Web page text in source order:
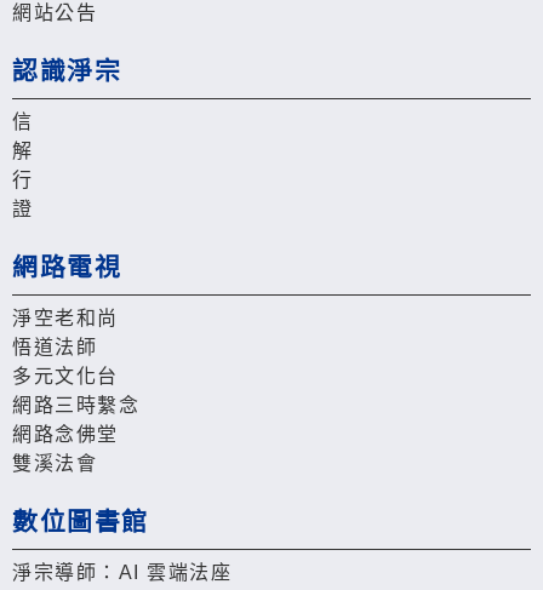
網站公告
認識淨宗
信
解
行
證
網路電視
淨空老和尚
悟道法師
多元文化台
網路三時繫念
網路念佛堂
雙溪法會
數位圖書館
淨宗導師：AI 雲端法座